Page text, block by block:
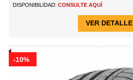
DISPONIBILIDAD: CONSULTE AQUÍ
VER DETALLE
-10%